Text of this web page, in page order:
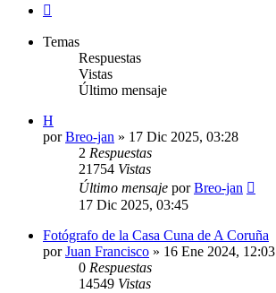
Temas
Respuestas
Vistas
Último mensaje
H
porBreo-jan » 17 Dic 2025, 03:28
2 Respuestas
21754 Vistas
Último mensaje porBreo-jan
17 Dic 2025, 03:45
Fotógrafo de la Casa Cuna de A Coruña
porJuan Francisco » 16 Ene 2024, 12:03
0 Respuestas
14549 Vistas